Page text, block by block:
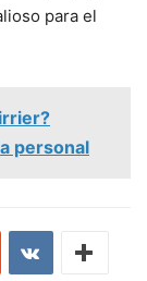
para el
personal